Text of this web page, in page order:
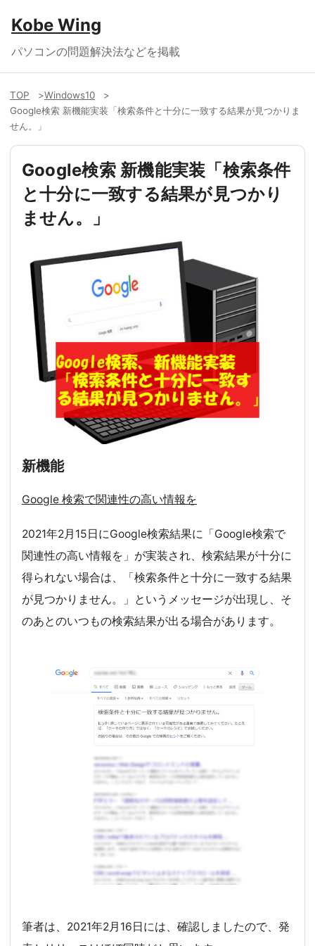
Kobe Wing
パソコンの問題解決法などを掲載
TOP
Windows10
Google検索 新機能実装「検索条件と十分に一致する結果が見つかりま
せん。」
Google検索 新機能実装「検索条件
と十分に一致する結果が見つかり
ません。」
新機能
Google 検索で関連性の高い情報を
2021年2月15日にGoogle検索結果に「Google検索で
関連性の高い情報を」が実装され、検索結果が十分に
得られない場合は、「検索条件と十分に一致する結果
が見つかりません。」というメッセージが出現し、そ
のあとのいつもの検索結果が出る場合があります。
筆者は、2021年2月16日には、確認しましたので、発